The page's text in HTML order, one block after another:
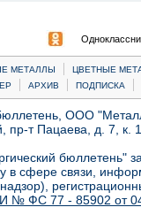
МЕТАЛЛЫ |
ЦВЕТНЫЕ
| АРХИВ | ПОДПИСКА |
ООО
пр-т Пацаева, д. 7,
бюллетень"
в сфере связи,
№ ФС 77 - 85902 от 04